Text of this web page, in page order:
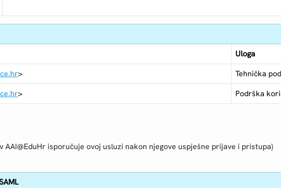
Uloga
>
Tehnička
> Podrška
isporučuje ovoj usluzi nakon njegove uspješne prijave i pristupa)